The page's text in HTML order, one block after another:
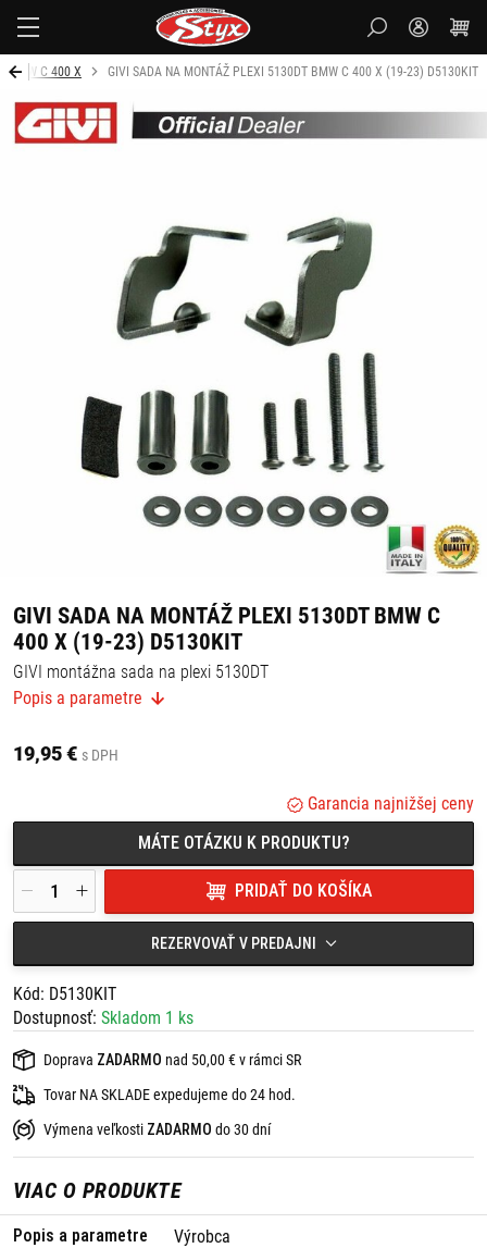
BMW C 400 X GIVI SADA NA MONTÁŽ PLEXI 5130DT BMW C 400 X (19-23) D5130KIT
GIVI SADA NA MONTÁŽ PLEXI 5130DT BMW C
400 X (19-23) D5130KIT
GIVI montážna sada na plexi 5130DT
Vhodné pre:
BMW C 400 X (19-23)
Popis a parametre
19,95 € s DPH
Garancia najnižšej ceny
MÁTE OTÁZKU K PRODUKTU?
PRIDAŤ DO KOŠÍKA
REZERVOVAŤ V PREDAJNI
Kód: D5130KIT
Dostupnosť: Skladom 1 ks
Doprava ZADARMO nad 50,00 € v rámci SR
Tovar NA SKLADE expedujeme do 24 hod.
Výmena veľkosti ZADARMO do 30 dní
VIAC O PRODUKTE
Popis a parametre Výrobca